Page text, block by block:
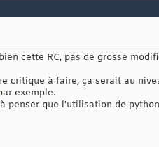
cette RC, pas de grosse
critique à faire, ça serait au
exemple.
penser que l'utilisation de